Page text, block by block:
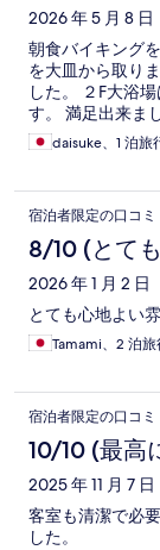
2026 年 5 月 8 日
朝食バイキング
を大皿から取り
した。 ２F大浴
す。 満足出来ま
daisuke、1 泊旅
宿泊者限定の口コミ
8/10 (とて
2026 年 1 月 2 日
とても心地よい
Tamami、2 泊旅
宿泊者限定の口コミ
10/10 (最高
2025 年 11 月 7 日
客室も清潔で必
した。